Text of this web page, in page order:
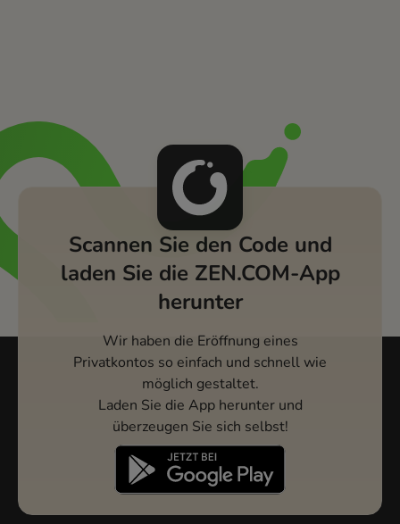
Scannen Sie den Code und
laden Sie die ZEN.COM-App
herunter
Wir haben die Eröffnung eines
Privatkontos so einfach und schnell wie
möglich gestaltet.
Laden Sie die App herunter und
überzeugen Sie sich selbst!